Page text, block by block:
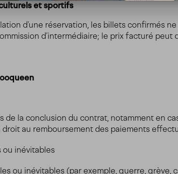
et sportifs
d’une réservation, les billets confirmés
d’intermédiaire; le prix facturé
de la conclusion du contrat, notamment en
au remboursement des paiements
ou inévitables
ou inévitables (par exemple, guerre,